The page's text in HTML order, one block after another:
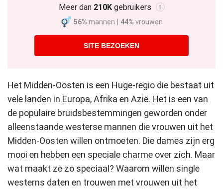
Meer dan 210Kgebruikers i
56% mannen 44% vrouwen
SITE BEZOEKEN
Het Midden-Oosten is een Huge-regio die bestaat uit
vele landen in Europa, Afrika en Azië. Het is een van
de populaire bruidsbestemmingen geworden onder
alleenstaande westerse mannen die vrouwen uit het
Midden-Oosten willen ontmoeten. Die dames zijn erg
mooi en hebben een speciale charme over zich. Maar
wat maakt ze zo speciaal? Waarom willen single
westerns daten en trouwen met vrouwen uit het